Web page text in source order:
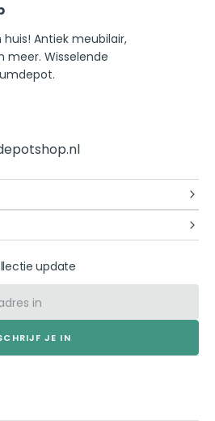
Antiek meubilair,
meer. Wisselende
update
JE IN